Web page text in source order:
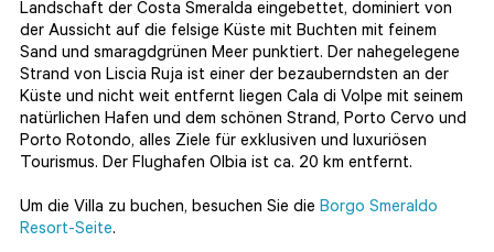
Landschaft der Costa Smeralda eingebettet, dominiert von
der Aussicht auf die felsige Küste mit Buchten mit feinem
Sand und smaragdgrünen Meer punktiert. Der nahegelegene
Strand von Liscia Ruja ist einer der bezauberndsten an der
Küste und nicht weit entfernt liegen Cala di Volpe mit seinem
natürlichen Hafen und dem schönen Strand, Porto Cervo und
Porto Rotondo, alles Ziele für exklusiven und luxuriösen
Tourismus. Der Flughafen Olbia ist ca. 20 km entfernt.
Um die Villa zu buchen, besuchen Sie die Borgo Smeraldo
Resort-Seite.